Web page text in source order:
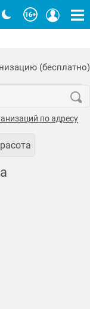
(бесплатно)
по адресу